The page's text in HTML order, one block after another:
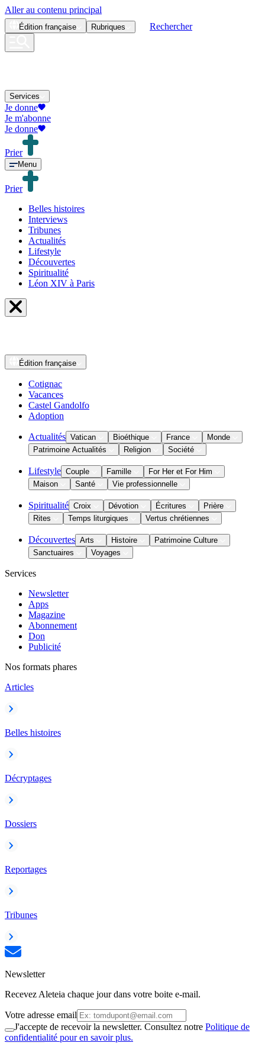
Aller au contenu principal
Édition française Rubriques Rechercher
Services
Je donne
Je m'abonne
Je donne
Prier
Menu
Prier
Belles histoires
Interviews
Tribunes
Actualités
Lifestyle
Découvertes
Spiritualité
Léon XIV à Paris
Édition française
Cotignac
Vacances
Castel Gandolfo
Adoption
Actualités Vatican Bioéthique France
Monde
Patrimoine Actualités
Religion Société
Lifestyle Couple Famille
For Her et For Him
Maison
Santé Vie professionnelle
Spiritualité Croix Dévotion Écritures
Prière
Rites
Temps liturgiques Vertus chrétiennes
Découvertes Arts Histoire
Patrimoine Culture
Sanctuaires
Voyages
Services
Newsletter
Apps
Magazine
Abonnement
Don
Publicité
Nos formats phares
Articles
Belles histoires
Décryptages
Dossiers
Reportages
Tribunes
Newsletter
Recevez Aleteia chaque jour dans votre boite e-mail.
Votre adresse email
J'accepte de recevoir la newsletter. Consultez notre Politique de
confidentialité pour en savoir plus.